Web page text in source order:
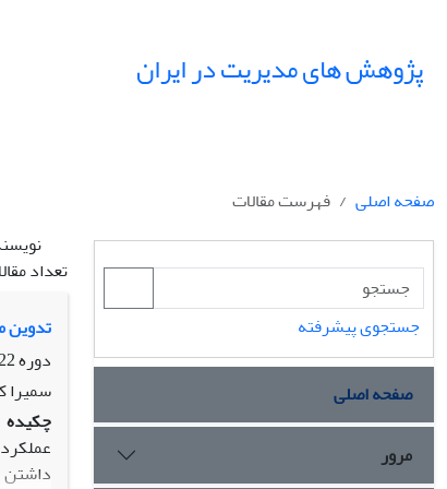
پژوهش های مدیریت در ایران
صفحه اصلی
فهرست مقالات
تعداد
تدوین
دوره 22، شماره 4، زمستان 1397، صفحه
سمیرا
چکیده
جستجوی پیشرفته
صفحه اصلی
مرور